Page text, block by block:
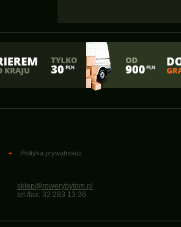
Polityka prywatności
sklep@rowerybytom.pl
tel./fax: 32 283 13 36